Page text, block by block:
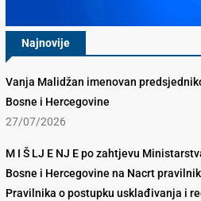
Najnovije
Vanja Malidžan imenovan
Bosne i Hercegovine
27/07/2026
M I Š LJ E NJ E po zahtjevu
Bosne i Hercegovine na Nacrt
Pravilnika o postupku usklađivanja i